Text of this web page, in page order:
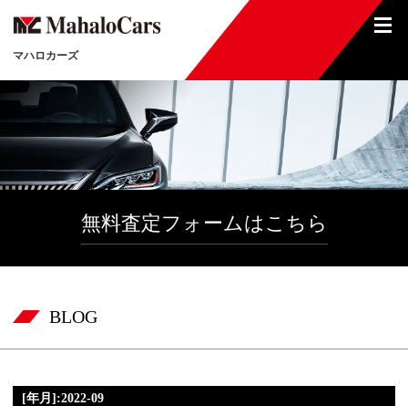
マハロカーズ
無料査定フォームはこちら
BLOG
[年月]:2022-09